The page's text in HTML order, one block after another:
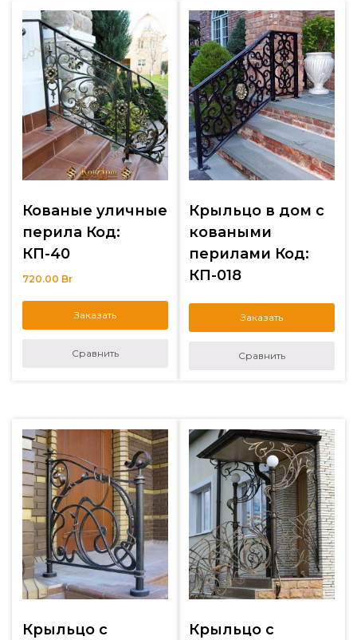
Кованые уличные
перила Код:
КП-40
720.00 Br
Заказать
Сравнить
Крыльцо в дом с
коваными
перилами Код:
КП-018
Заказать
Сравнить
Крыльцо с Крыльцо с